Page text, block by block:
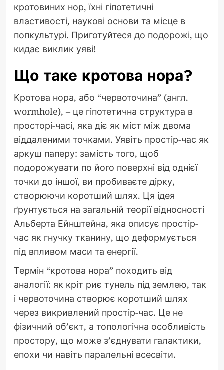
кротовиних нор, їхні гіпотетичні
властивості, наукові основи та місце в
попкультурі. Приготуйтеся до подорожі, що
кидає виклик уяві!
Що таке кротова нора?
Кротова нора, або “червоточина” (англ.
wormhole), – це гіпотетична структура в
просторі-часі, яка діє як міст між двома
віддаленими точками. Уявіть простір-час як
аркуш паперу: замість того, щоб
подорожувати по його поверхні від однієї
точки до іншої, ви пробиваєте дірку,
створюючи коротший шлях. Ця ідея
ґрунтується на загальній теорії відносності
Альберта Ейнштейна, яка описує простір-
час як гнучку тканину, що деформується
під впливом маси та енергії.
Термін “кротова нора” походить від
аналогії: як кріт риє тунель під землею, так
і червоточина створює коротший шлях
через викривлений простір-час. Це не
фізичний об’єкт, а топологічна особливість
простору, що може з’єднувати галактики,
епохи чи навіть паралельні всесвіти.